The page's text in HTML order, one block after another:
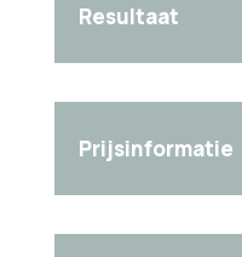
Resultaat
Prijsinformatie